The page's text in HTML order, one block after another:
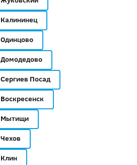
Калининец
Одинцово
Домодедово
Сергиев Посад
Воскресенск
Мытищи
Чехов
Клин